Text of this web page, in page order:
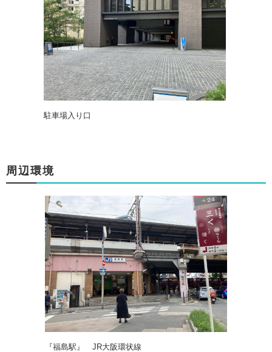
駐車場入り口
周辺環境
『福島駅』 JR大阪環状線